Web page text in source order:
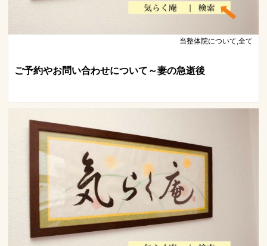
当整体院について,全て
ご予約やお問い合わせについて～妻の急逝後